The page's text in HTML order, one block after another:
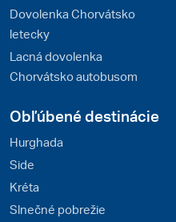
Dovolenka Chorvátsko
letecky
Lacná dovolenka
Chorvátsko autobusom
Obľúbené destinácie
Hurghada
Side
Kréta
Slnečné pobrežie